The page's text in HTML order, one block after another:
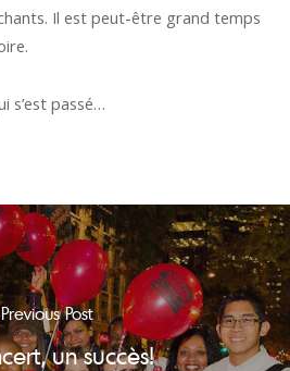
Il est peut-être grand temps
s’est passé…
Previous Post
un succès!